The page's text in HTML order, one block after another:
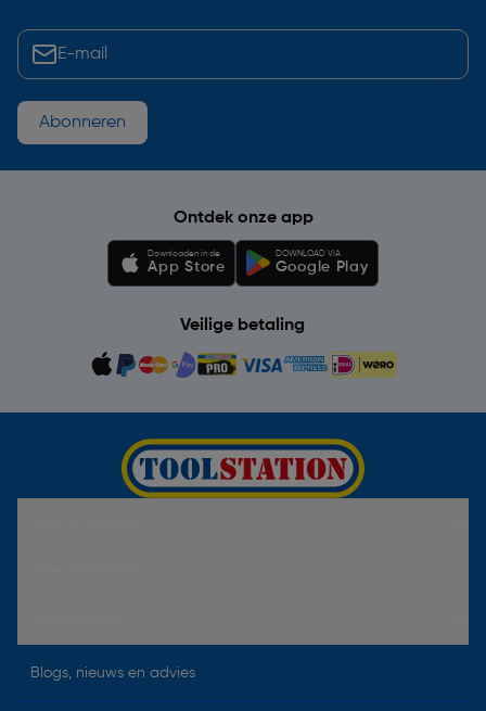
Abonneren
Ontdek onze app
Downloaden in de
App Store
DOWNLOAD VIA
Google Play
Veilige betaling
Blogs, nieuws en advies